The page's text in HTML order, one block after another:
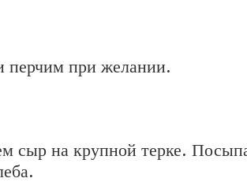
перчим при желании.
сыр на крупной терке.